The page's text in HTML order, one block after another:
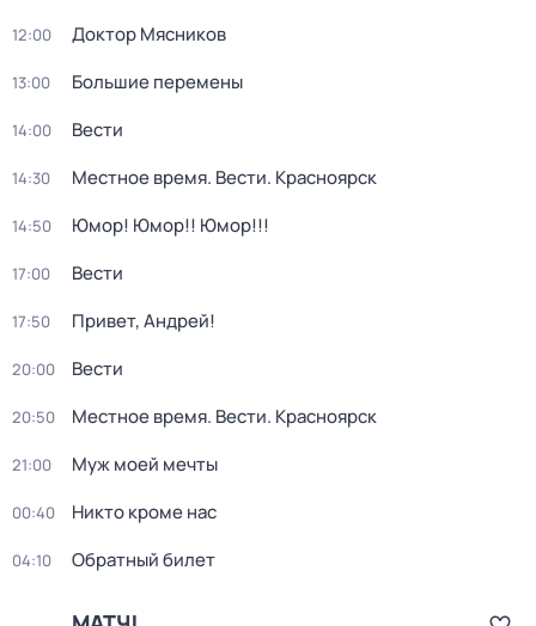
12:00 Доктор Мясников
13:00 Большие перемены
14:00 Вести
14:30 Местное время. Вести. Красноярск
14:50 Юмор! Юмор!! Юмор!!!
17:00 Вести
17:50 Привет, Андрей!
20:00 Вести
20:50 Местное время. Вести. Красноярск
21:00 Муж моей мечты
00:40 Никто кроме нас
04:10 Обратный билет